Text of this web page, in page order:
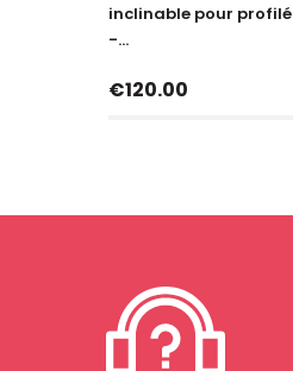
inclinable pour profilé
-...
Price
€120.00